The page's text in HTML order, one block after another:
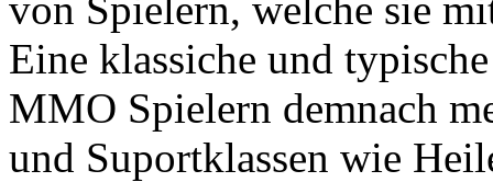
Eine klassiche und
MMO Spielern demnach
und Suportklassen wie